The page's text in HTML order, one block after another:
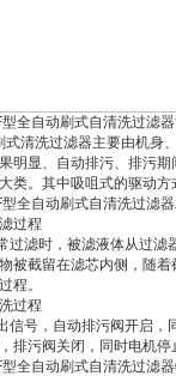
全自动刷式自清洗过滤
清洗过滤器主要由机身
明显、自动排污、排污
类。其中吸咀式的驱动
全自动刷式自清洗过滤
过程
过滤时，被滤液体从过滤
被截留在滤芯内侧，随
程。
过程
信号，自动排污阀开启，
排污阀关闭，同时电机
全自动刷式自清洗过滤